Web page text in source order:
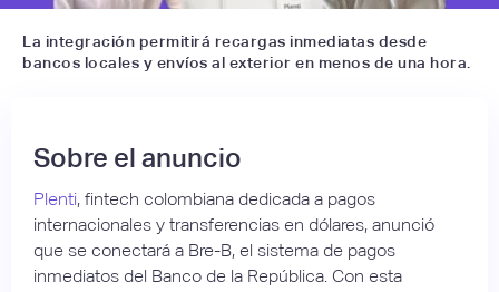
La integración permitirá recargas inmediatas desde
bancos locales y envíos al exterior en menos de una hora.
Sobre el anuncio
Plenti, fintech colombiana dedicada a pagos
internacionales y transferencias en dólares, anunció
que se conectará a Bre-B, el sistema de pagos
inmediatos del Banco de la República. Con esta